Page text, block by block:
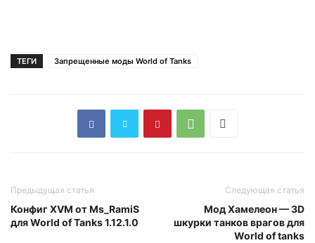
ТЕГИ Запрещенные моды World of Tanks
Предыдущая статья
Конфиг XVM от Ms_RamiS
для World of Tanks 1.12.1.0
Следующая статья
Мод Хамелеон — 3D
шкурки танков врагов для
World of tanks